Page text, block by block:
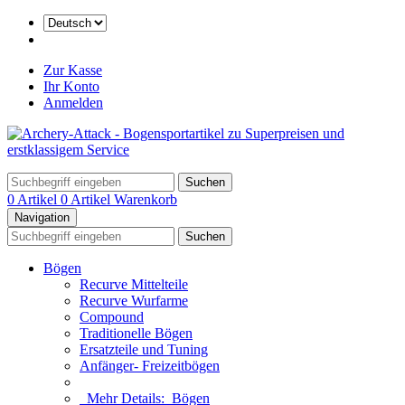
Zur Kasse
Ihr Konto
Anmelden
Suchen
0 Artikel 0 Artikel Warenkorb
Navigation
Suchen
Bögen
Recurve Mittelteile
Recurve Wurfarme
Compound
Traditionelle Bögen
Ersatzteile und Tuning
Anfänger- Freizeitbögen
Mehr Details: Bögen